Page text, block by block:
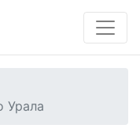
Урала